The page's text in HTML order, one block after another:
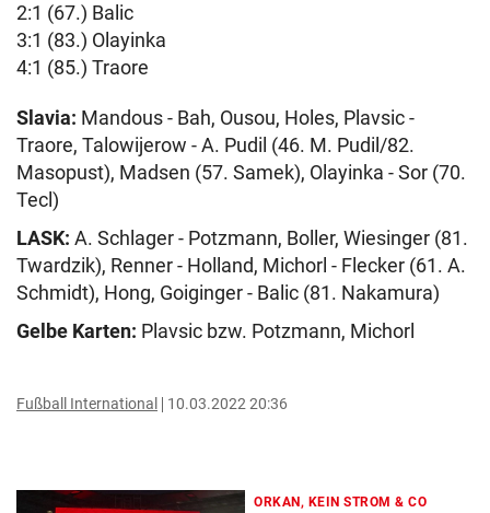
2:1 (67.) Balic
3:1 (83.) Olayinka
4:1 (85.) Traore
Slavia: Mandous - Bah, Ousou, Holes, Plavsic -
Traore, Talowijerow - A. Pudil (46. M. Pudil/82.
Masopust), Madsen (57. Samek), Olayinka - Sor (70.
Tecl)
LASK: A. Schlager - Potzmann, Boller, Wiesinger (81.
Twardzik), Renner - Holland, Michorl - Flecker (61. A.
Schmidt), Hong, Goiginger - Balic (81. Nakamura)
Gelbe Karten: Plavsic bzw. Potzmann, Michorl
Fußball International 10.03.2022 20:36
ORKAN, KEIN STROM & CO